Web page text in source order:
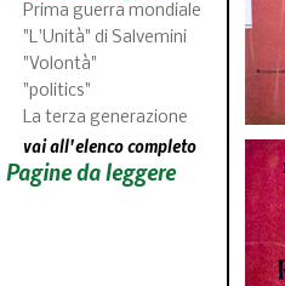
Prima guerra mondiale
"L'Unità" di Salvemini
"Volontà"
"politics"
La terza generazione
vai all'elenco completo
Pagine da leggere